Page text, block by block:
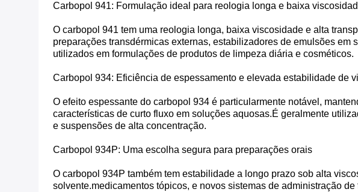
Carbopol 941: Formulação ideal para reologia longa e baixa
O carbopol 941 tem uma reologia longa, baixa viscosidade e alta
preparações transdérmicas externas, estabilizadores de emulsões
utilizados em formulações de produtos de limpeza diária e cosméticos.
Carbopol 934: Eficiência de espessamento e elevada estabilidade de
O efeito espessante do carbopol 934 é particularmente notável,
características de curto fluxo em soluções aquosas.É geralmente
e suspensões de alta concentração.
Carbopol 934P: Uma escolha segura para preparações orais
O carbopol 934P também tem estabilidade a longo prazo sob alta
solvente.medicamentos tópicos, e novos sistemas de administração